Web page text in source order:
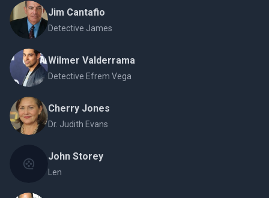
Jim Cantafio
Detective James
Wilmer Valderrama
Detective Efrem Vega
Cherry Jones
Dr. Judith Evans
John Storey
Len